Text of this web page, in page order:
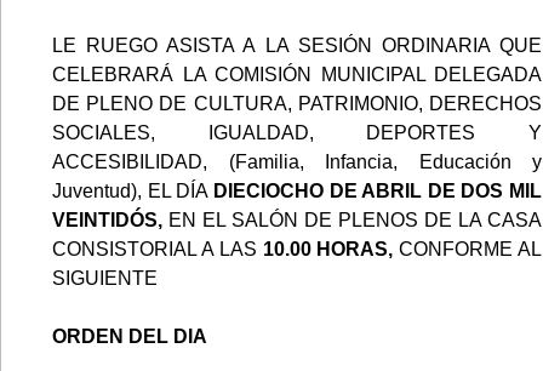
LE RUEGO ASISTA A LA SESIÓN ORDINARIA QUE
CELEBRARÁ LA COMISIÓN MUNICIPAL DELEGADA
DE PLENO DE CULTURA, PATRIMONIO, DERECHOS
SOCIALES, IGUALDAD, DEPORTES Y
ACCESIBILIDAD, (Familia, Infancia, Educación y
Juventud), EL DÍA DIECIOCHO DE ABRIL DE DOS MIL
VEINTIDÓS, EN EL SALÓN DE PLENOS DE LA CASA
CONSISTORIAL A LAS 10.00 HORAS,CONFORME AL
SIGUIENTE
ORDEN DEL DIA